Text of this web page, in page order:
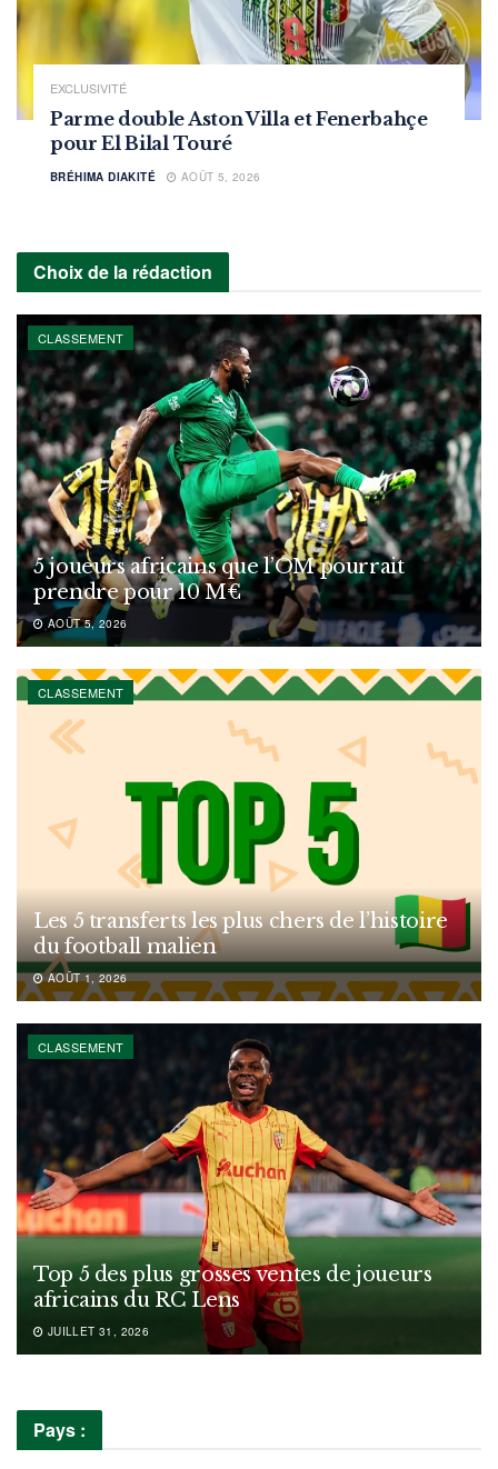
EXCLUSIVITÉ
Parme double Aston Villa et Fenerbahçe
pour El Bilal Touré
BRÉHIMA DIAKITÉ AOÛT 5, 2026
Choix de la rédaction
CLASSEMENT
5 joueurs africains que l’OM pourrait
prendre pour 10 M€
AOÛT 5, 2026
CLASSEMENT
Les 5 transferts les plus chers de l’histoire
du football malien
AOÛT 1, 2026
CLASSEMENT
Top 5 des plus grosses ventes de joueurs
africains du RC Lens
JUILLET 31, 2026
Pays :